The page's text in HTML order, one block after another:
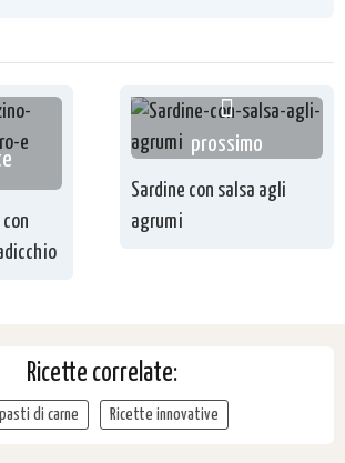
prossimo
Sardine con salsa agli
agrumi
Ricette correlate:
di carne Ricette innovative